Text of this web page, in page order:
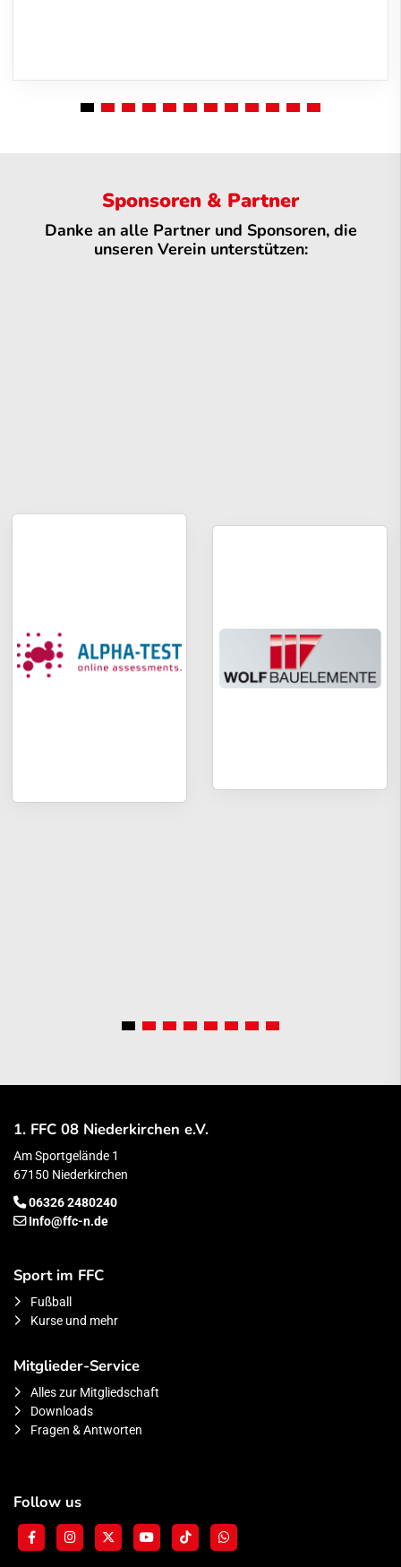
Sponsoren & Partner
Danke an alle Partner und Sponsoren, die
unseren Verein unterstützen:
1. FFC 08 Niederkirchen e.V.
Am Sportgelände 1
67150 Niederkirchen
06326 2480240
Info@ffc-n.de
Sport im FFC
Fußball
Kurse und mehr
Mitglieder-Service
Alles zur Mitgliedschaft
Downloads
Fragen & Antworten
Follow us